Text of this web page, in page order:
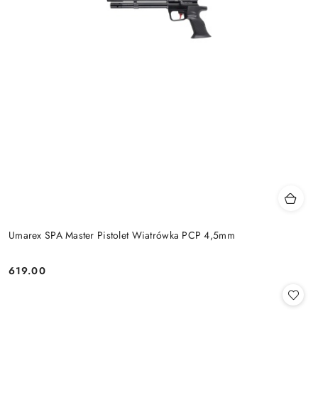
Umarex SPA Master Pistolet Wiatrówka PCP 4,5mm
Cena:
619.00